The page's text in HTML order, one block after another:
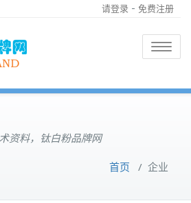
请登录 - 免费注册
Toggle
资料，钛白粉品牌网
首页 / 企业